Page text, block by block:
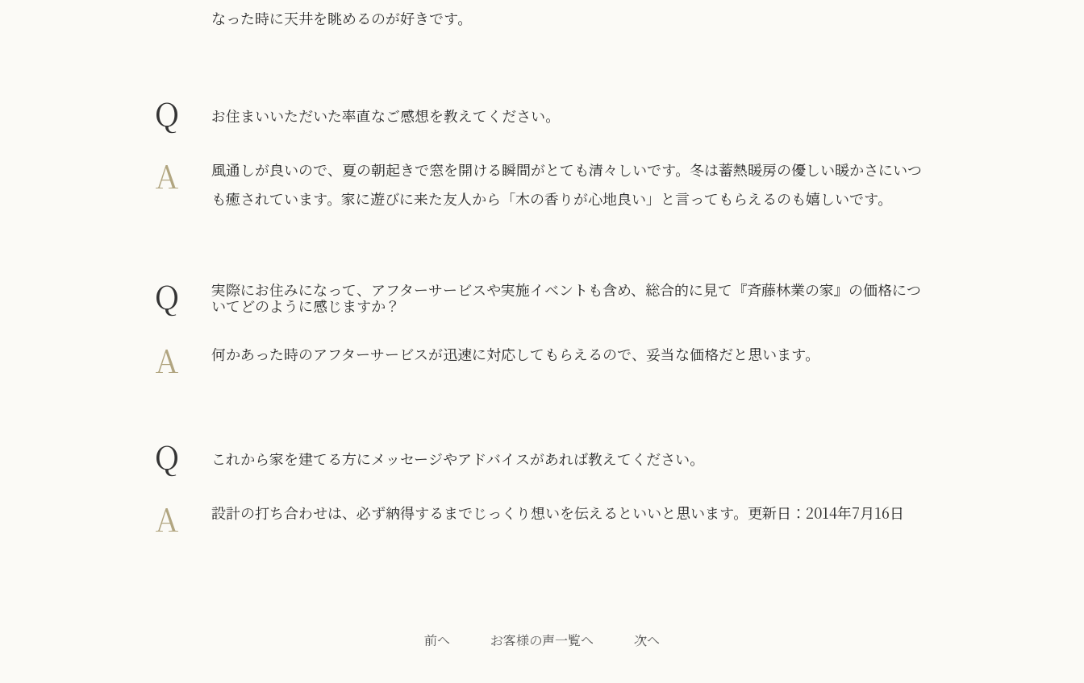
なった時に天井を眺めるのが好きです。
Q お住まいいただいた率直なご感想を教えてください。
A
風通しが良いので、夏の朝起きで窓を開ける瞬間がとても清々しいです。冬は蓄熱暖房の優しい暖かさにいつ
も癒されています。家に遊びに来た友人から「木の香りが心地良い」と言ってもらえるのも嬉しいです。
Q 実際にお住みになって、アフターサービスや実施イベントも含め、総合的に見て『斉藤林業の家』の価格につ
いてどのように感じますか？
A 何かあった時のアフターサービスが迅速に対応してもらえるので、妥当な価格だと思います。
Q これから家を建てる方にメッセージやアドバイスがあれば教えてください。
A 設計の打ち合わせは、必ず納得するまでじっくり想いを伝えるといいと思います。更新日：2014年7月16日
前へ お客様の声一覧へ 次へ